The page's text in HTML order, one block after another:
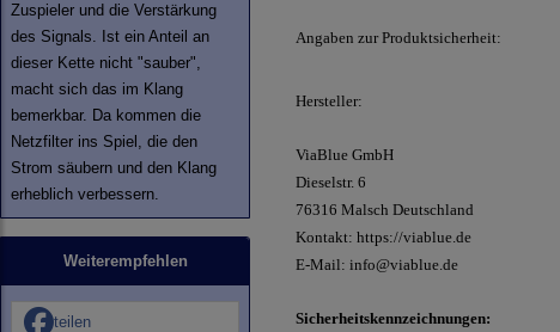
Zuspieler und die Verstärkung
des Signals. Ist ein Anteil an
dieser Kette nicht "sauber",
macht sich das im Klang
bemerkbar. Da kommen die
Netzfilter ins Spiel, die den
Strom säubern und den Klang
erheblich verbessern.
Weiterempfehlen
teilen
Angaben zur Produktsicherheit:
Hersteller:
ViaBlue GmbH
Dieselstr. 6
76316 Malsch Deutschland
Kontakt: https://viablue.de
E-Mail: info@viablue.de
Sicherheitskennzeichnungen: